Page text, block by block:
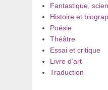
Fantastique,
Histoire et
Poésie
Théâtre
Essai et critique
Livre d’art
Traduction